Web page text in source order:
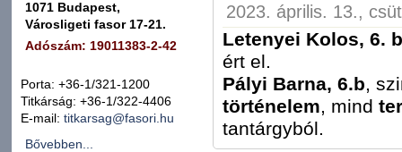
1071 Budapest,
Városligeti fasor 17-21.
Adószám: 19011383-2-42
Porta: +36-1/321-1200
Titkárság: +36-1/322-4406
E-mail: titkarsag@fasori.hu
Bővebben...
2023. április. 13.,
Letenyei Kolos, 6.
ért el.
Pályi Barna, 6.b,
történelem, mind
tantárgyból.